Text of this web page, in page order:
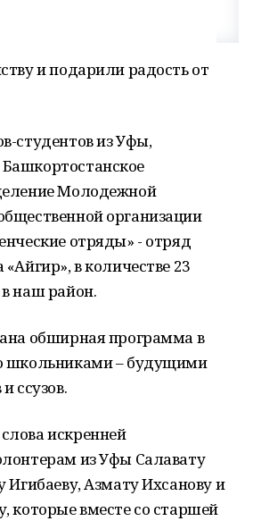
и подарили радость от
студентов из Уфы,
Молодежной
организации
отряды» - отряд
в количестве 23
наш район.
обширная программа в
школьниками – будущими
ссузов.
искренней
из Уфы Салавату
Игибаеву, Азмату Ихсанову и
которые вместе со старшей